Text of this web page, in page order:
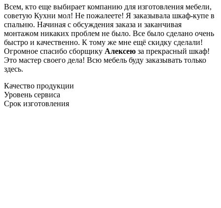
Всем, кто еще выбирает компанию для изготовления мебели,
советую Кухни мол! Не пожалеете! Я заказывала шкаф-купе в
спальню. Начиная с обсуждения заказа и заканчивая
монтажом никаких проблем не было. Все было сделано очень
быстро и качественно. К тому же мне ещё скидку сделали!
Огромное спасибо сборщику Алексею за прекрасный шкаф!
Это мастер своего дела! Всю мебель буду заказывать только
здесь.
Качество продукции
Уровень сервиса
Срок изготовления